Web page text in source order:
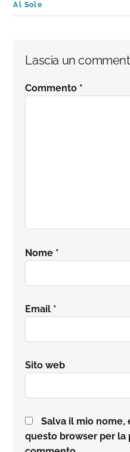
Al Sole
Interazioni
del
Lascia un
Commento *
Nome *
Email *
Sito web
Salva il mio nome,
questo browser per la